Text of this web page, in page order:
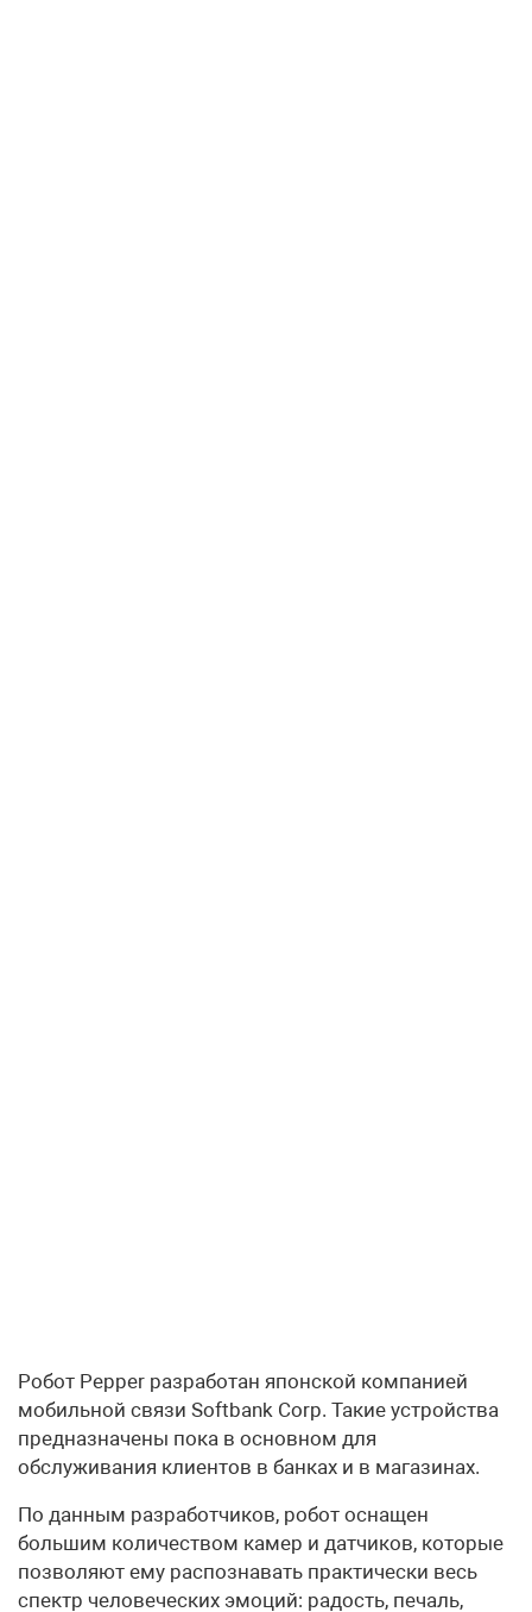
Робот Pepper разработан японской компанией
мобильной связи Softbank Corp. Такие устройства
предназначены пока в основном для
обслуживания клиентов в банках и в магазинах.
По данным разработчиков, робот оснащен
большим количеством камер и датчиков, которые
позволяют ему распознавать практически весь
спектр человеческих эмоций: радость, печаль,